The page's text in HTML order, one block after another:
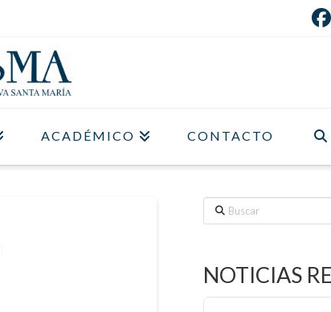
ACADÉMICO CONTACTO
Buscar
NOTICIAS